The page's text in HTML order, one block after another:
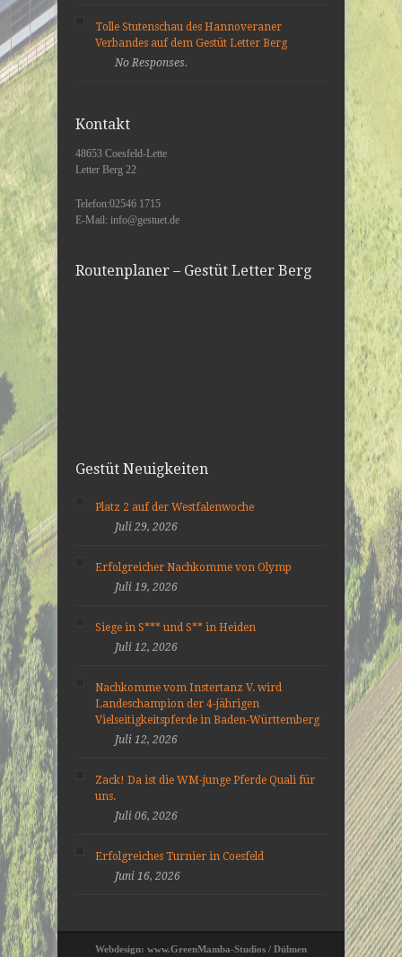
Tolle Stutenschau des Hannoveraner
Verbandes auf dem Gestüt Letter Berg
No Responses.
Kontakt
48653 Coesfeld-Lette
Letter Berg 22
Telefon:02546 1715
E-Mail: info@gestuet.de
Routenplaner – Gestüt Letter Berg
Gestüt Neuigkeiten
Platz 2 auf der Westfalenwoche
Juli 29, 2026
Erfolgreicher Nachkomme von Olymp
Juli 19, 2026
Siege in S*** und S** in Heiden
Juli 12, 2026
Nachkomme vom Instertanz V. wird
Landeschampion der 4-jährigen
Vielseitigkeitspferde in Baden-Württemberg
Juli 12, 2026
Zack! Da ist die WM-junge Pferde Quali für
uns.
Juli 06, 2026
Erfolgreiches Turnier in Coesfeld
Juni 16, 2026
Webdesign: www.GreenMamba-Studios / Dülmen